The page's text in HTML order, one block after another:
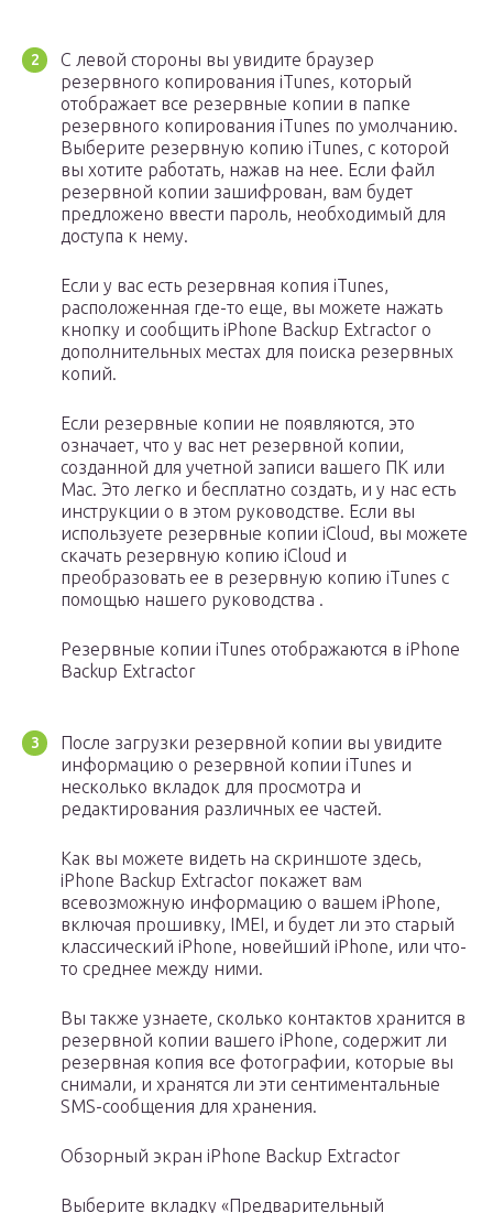
С левой стороны вы увидите браузер
резервного копирования iTunes, который
отображает все резервные копии в папке
резервного копирования iTunes по умолчанию.
Выберите резервную копию iTunes, с которой
вы хотите работать, нажав на нее. Если файл
резервной копии зашифрован, вам будет
предложено ввести пароль, необходимый для
доступа к нему.
Если у вас есть резервная копия iTunes,
расположенная где-то еще, вы можете нажать
кнопку и сообщить iPhone Backup Extractor о
дополнительных местах для поиска резервных
копий.
Если резервные копии не появляются, это
означает, что у вас нет резервной копии,
созданной для учетной записи вашего ПК или
Mac. Это легко и бесплатно создать, и у нас есть
инструкции о в этом руководстве. Если вы
используете резервные копии iCloud, вы можете
скачать резервную копию iCloud и
преобразовать ее в резервную копию iTunes с
помощью нашего руководства .
Резервные копии iTunes отображаются в iPhone
Backup Extractor
После загрузки резервной копии вы увидите
информацию о резервной копии iTunes и
несколько вкладок для просмотра и
редактирования различных ее частей.
Как вы можете видеть на скриншоте здесь,
iPhone Backup Extractor покажет вам
всевозможную информацию о вашем iPhone,
включая прошивку, IMEI, и будет ли это старый
классический iPhone, новейший iPhone, или что-
то среднее между ними.
Вы также узнаете, сколько контактов хранится в
резервной копии вашего iPhone, содержит ли
резервная копия все фотографии, которые вы
снимали, и хранятся ли эти сентиментальные
SMS-сообщения для хранения.
Обзорный экран iPhone Backup Extractor
Выберите вкладку «Предварительный